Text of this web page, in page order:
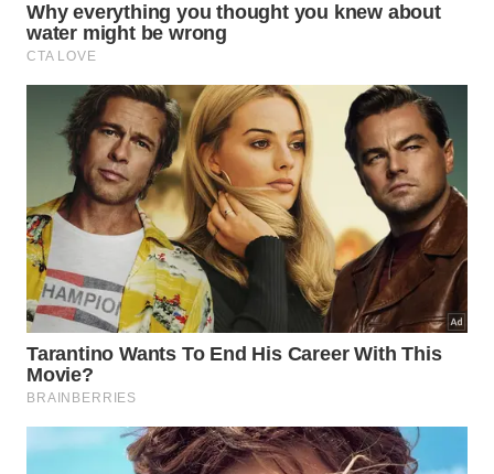
herpes de difícil controle.
O ozônio pode ser aplicado por diversas vias de
Hoje, a Ozonioterapia já faz parte dos tratamentos
pagos pelos planos de saúde dos governos, como é